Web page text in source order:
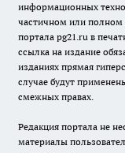
информационных
частичном или полном
портала pg21.ru в
ссылка на издание
изданиях прямая
случае будут
смежных правах.
Редакция портала не
материалы